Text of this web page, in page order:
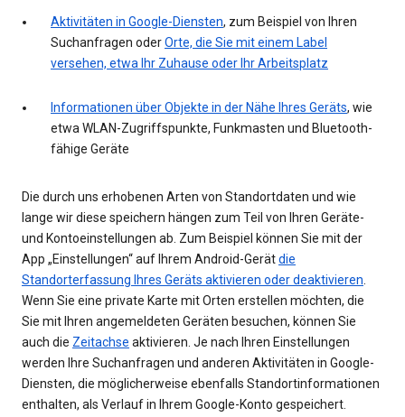
Aktivitäten in Google-Diensten, zum Beispiel von Ihren
Suchanfragen oderOrte, die Sie mit einem Label
versehen, etwa Ihr Zuhause oder Ihr Arbeitsplatz
Informationen über Objekte in der Nähe Ihres Geräts, wie
etwa WLAN-Zugriffspunkte, Funkmasten und Bluetooth-
fähige Geräte
Die durch uns erhobenen Arten von Standortdaten und wie
lange wir diese speichern hängen zum Teil von Ihren Geräte-
und Kontoeinstellungen ab. Zum Beispiel können Sie mit der
App „Einstellungen“ auf Ihrem Android-Gerätdie
Standorterfassung Ihres Geräts aktivieren oder deaktivieren
Wenn Sie eine private Karte mit Orten erstellen möchten, die
Sie mit Ihren angemeldeten Geräten besuchen, können Sie
auch die Zeitachse aktivieren. Je nach Ihren Einstellungen
werden Ihre Suchanfragen und anderen Aktivitäten in Google-
Diensten, die möglicherweise ebenfalls Standortinformationen
enthalten, als Verlauf in Ihrem Google-Konto gespeichert.